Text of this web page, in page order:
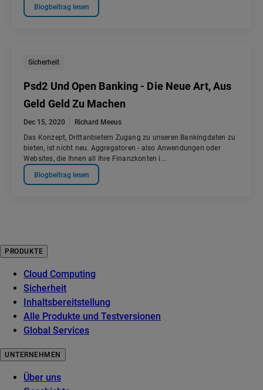
Blogbeitrag lesen
Sicherheit
Psd2 Und Open Banking - Die Neue Art, Aus
Geld Geld Zu Machen
Dec 15, 2020
Richard Meeus
Das Konzept, Drittanbietern Zugang zu unseren Bankingdaten zu
bieten, ist nicht neu. Aggregatoren - also Anwendungen oder
Websites, die Ihnen all Ihre Finanzkonten i...
Blogbeitrag lesen
PRODUKTE
Cloud Computing
Sicherheit
Inhaltsbereitstellung
Alle Produkte und Testversionen
Global Services
UNTERNEHMEN
Über uns